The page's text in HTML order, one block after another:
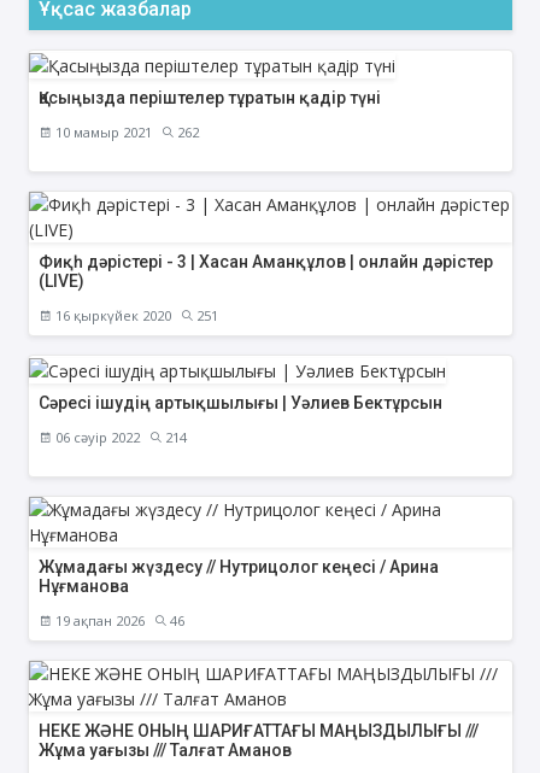
Ұқсас жазбалар
Қасыңызда періштелер тұратын қадір түні
10 мамыр 2021 262
Фиқһ дәрістері - 3 | Хасан Аманқұлов | онлайн дәрістер
(LIVE)
16 қыркүйек 2020 251
Сәресі ішудің артықшылығы | Уәлиев Бектұрсын
06 сәуір 2022 214
Жұмадағы жүздесу // Нутрицолог кеңесі / Арина
Нұғманова
19 ақпан 2026 46
НЕКЕ ЖӘНЕ ОНЫҢ ШАРИҒАТТАҒЫ МАҢЫЗДЫЛЫҒЫ ///
Жұма уағызы /// Талғат Аманов